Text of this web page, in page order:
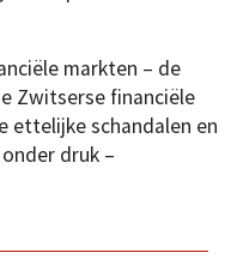
markten – de
Zwitserse financiële
ettelijke schandalen en
druk –